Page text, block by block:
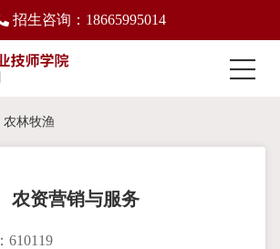
招生咨询：18665995014
农林牧渔
农资营销与服务
610119